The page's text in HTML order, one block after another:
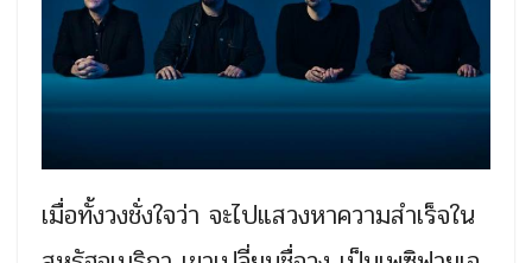
เมื่อทั้งวงชั่งใจว่า จะไปแสวงหาความสำเร็จใน